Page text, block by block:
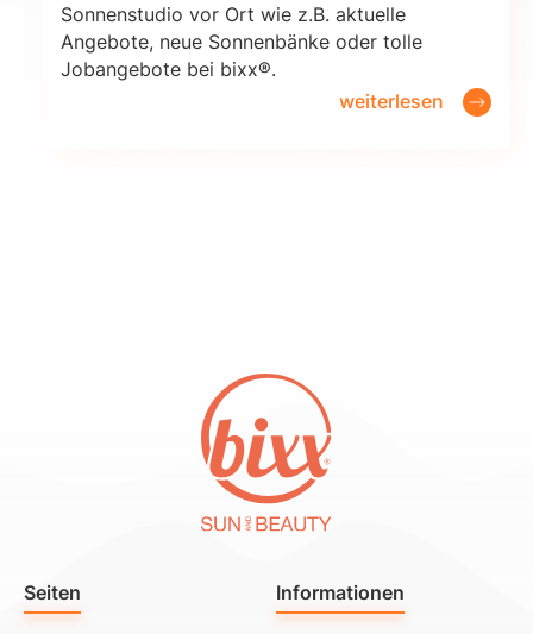
Sonnenstudio vor Ort wie z.B. aktuelle
Angebote, neue Sonnenbänke oder tolle
Jobangebote bei bixx®.
weiterlesen
Seiten Informationen